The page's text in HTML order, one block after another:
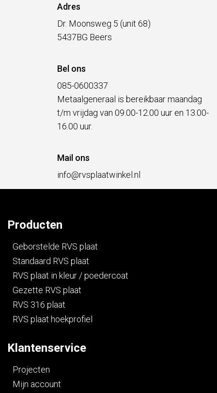
Adres
Dr. Moonsweg 5 (unit 68)
5437BG Beers
Bel ons
085-0600337
Metaalgeneraal is bereikbaar maandag
t/m vrijdag van 09.00-12.00 uur en 13.00-
16.00 uur.
Mail ons
info@rvsplaatwinkel.nl
Producten
Geborstelde RVS plaat
Standaard RVS plaat
RVS plaat in kleur / poedercoat
Gezette RVS plaat
RVS 316 plaat
RVS plaat hoekprofiel
Klantenservice
Projecten
Mijn account